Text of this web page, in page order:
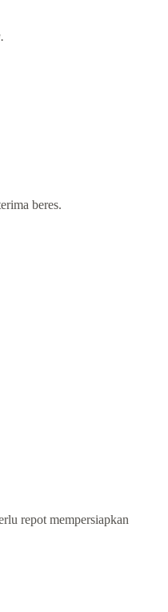
beres.
repot mempersiapkan